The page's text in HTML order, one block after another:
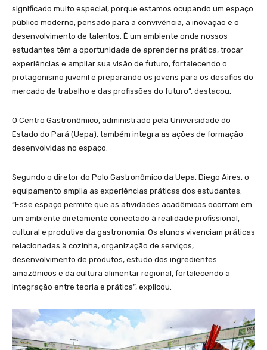
significado muito especial, porque estamos ocupando um espaço
público moderno, pensado para a convivência, a inovação e o
desenvolvimento de talentos. É um ambiente onde nossos
estudantes têm a oportunidade de aprender na prática, trocar
experiências e ampliar sua visão de futuro, fortalecendo o
protagonismo juvenil e preparando os jovens para os desafios do
mercado de trabalho e das profissões do futuro”, destacou.
O Centro Gastronômico, administrado pela Universidade do
Estado do Pará (Uepa), também integra as ações de formação
desenvolvidas no espaço.
Segundo o diretor do Polo Gastronômico da Uepa, Diego Aires, o
equipamento amplia as experiências práticas dos estudantes.
“Esse espaço permite que as atividades acadêmicas ocorram em
um ambiente diretamente conectado à realidade profissional,
cultural e produtiva da gastronomia. Os alunos vivenciam práticas
relacionadas à cozinha, organização de serviços,
desenvolvimento de produtos, estudo dos ingredientes
amazônicos e da cultura alimentar regional, fortalecendo a
integração entre teoria e prática”, explicou.